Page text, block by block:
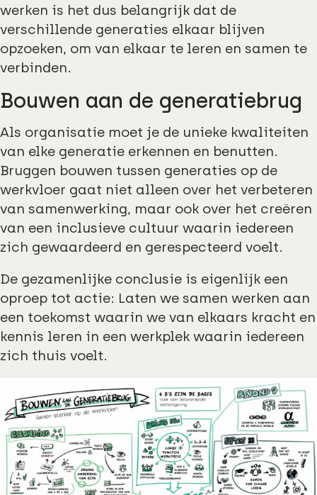
werken is het dus belangrijk dat de
verschillende generaties elkaar blijven
opzoeken, om van elkaar te leren en samen te
verbinden.
Bouwen aan de generatiebrug
Als organisatie moet je de unieke kwaliteiten
van elke generatie erkennen en benutten.
Bruggen bouwen tussen generaties op de
werkvloer gaat niet alleen over het verbeteren
van samenwerking, maar ook over het creëren
van een inclusieve cultuur waarin iedereen
zich gewaardeerd en gerespecteerd voelt.
De gezamenlijke conclusie is eigenlijk een
oproep tot actie: Laten we samen werken aan
een toekomst waarin we van elkaars kracht en
kennis leren in een werkplek waarin iedereen
zich thuis voelt.